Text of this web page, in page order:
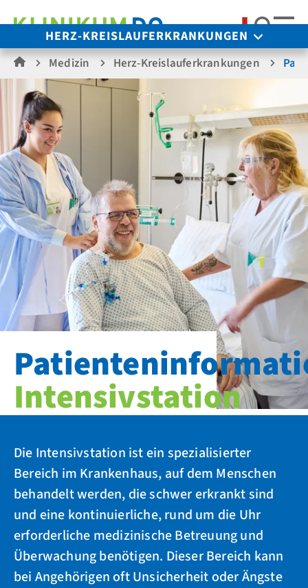
HERZ-KREISLAUFERKRANKUNGEN
Medizin Herz-Kreislauferkrankungen
Intensivstation
Die Intensivstation ist ein spezialisierter
Bereich im Krankenhaus, auf dem Menschen
behandelt werden, die schwer erkrankt sind
und eine kontinuierliche, rund um die Uhr
erforderliche medizinische Betreuung und
Überwachung benötigen. Dieser Bereich kann
bei Angehörigen oft Unsicherheit oder Ängste